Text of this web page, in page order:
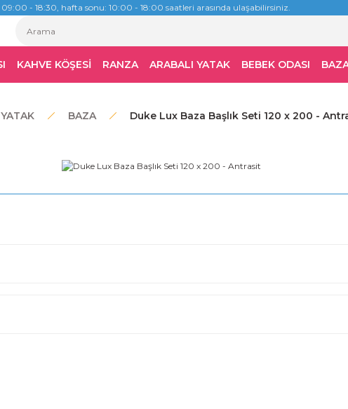
- 18:30, hafta sonu: 10:00 - 18:00 saatleri arasında ulaşabilirsiniz.
KAHVE KÖŞESİ RANZA ARABALI YATAK BEBEK ODASI
BAZA Duke Lux Baza Başlık Seti 120 x 200 -